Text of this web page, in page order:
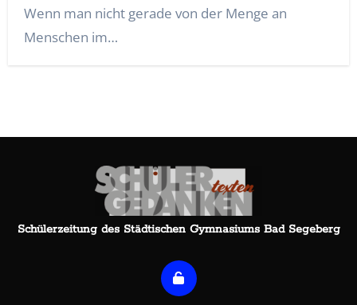
Wenn man nicht gerade von der Menge an
Menschen im…
Schülerzeitung des Städtischen Gymnasiums Bad Segeberg